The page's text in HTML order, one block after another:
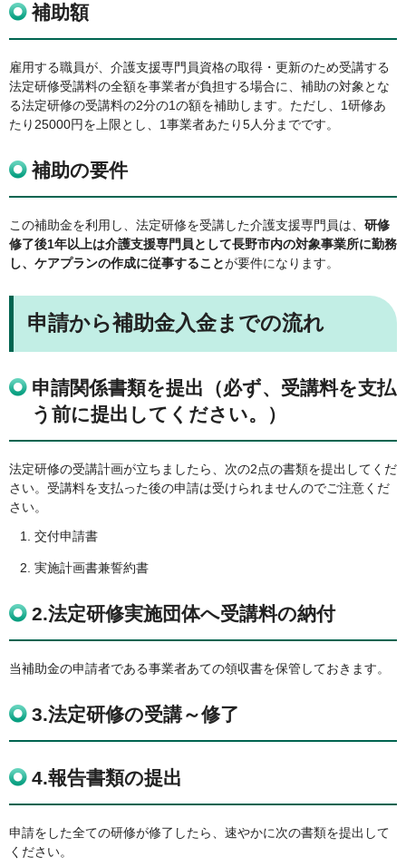
補助額
雇用する職員が、介護支援専門員資格の取得・更新のため受講する
法定研修受講料の全額を事業者が負担する場合に、補助の対象とな
る法定研修の受講料の2分の1の額を補助します。ただし、1研修あ
たり25000円を上限とし、1事業者あたり5人分までです。
補助の要件
この補助金を利用し、法定研修を受講した介護支援専門員は、 研修
修了後1年以上は介護支援専門員として長野市内の対象事業所に勤務
し、ケアプランの作成に従事することが要件になります。
申請から補助金入金までの流れ
申請関係書類を提出（必ず、受講料を支払
う前に提出してください。）
法定研修の受講計画が立ちましたら、次の2点の書類を提出してくだ
さい。受講料を支払った後の申請は受けられませんのでご注意くだ
さい。
交付申請書
実施計画書兼誓約書
2.法定研修実施団体へ受講料の納付
当補助金の申請者である事業者あての領収書を保管しておきます。
3.法定研修の受講～修了
4.報告書類の提出
申請をした全ての研修が修了したら、速やかに次の書類を提出して
ください。